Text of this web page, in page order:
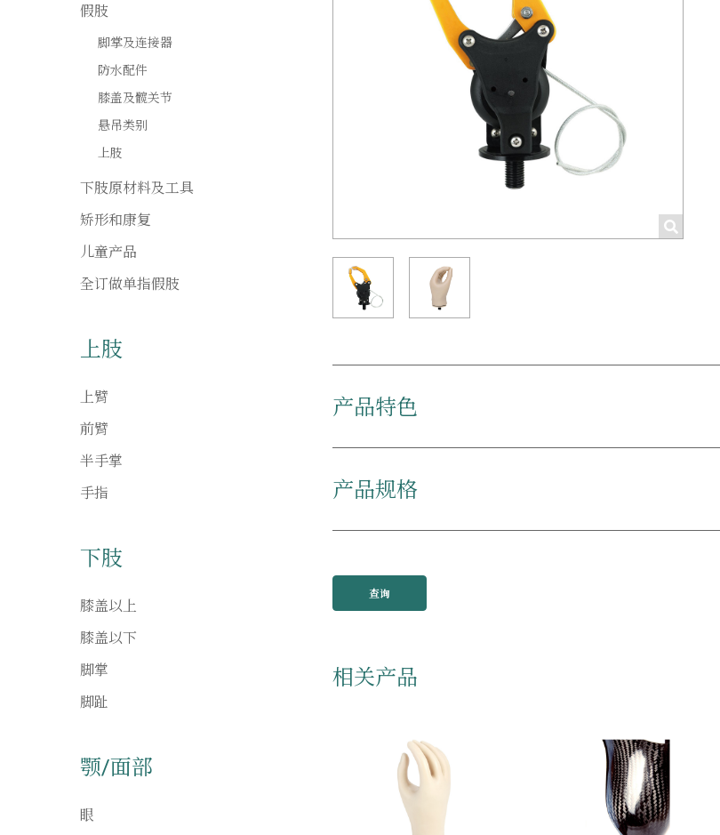
假肢
脚掌及连接器
防水配件
膝盖及髋关节
悬吊类别
上肢
下肢原材料及工具
矫形和康复
儿童产品
全订做单指假肢
上肢
上臂
前臂
半手掌
手指
下肢
膝盖以上
膝盖以下
脚掌
脚趾
颚/面部
眼
产品特色
产品规格
查询
相关产品